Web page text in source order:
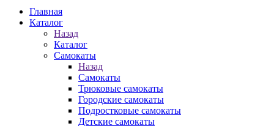
Главная
Каталог
Назад
Каталог
Самокаты
Назад
Самокаты
Трюковые самокаты
Городские самокаты
Подростковые самокаты
Детские самокаты